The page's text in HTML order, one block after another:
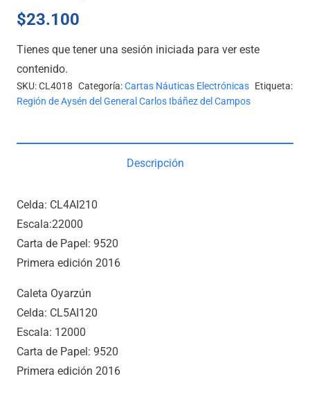
$23.100
Tienes que tener una sesión iniciada para ver este
contenido.
SKU:CL4018 Categoría:Cartas Náuticas Electrónicas Etiqueta:
Región de Aysén del General Carlos Ibáñez del Campos
Descripción
Celda: CL4AI210
Escala:22000
Carta de Papel: 9520
Primera edición 2016
Caleta Oyarzún
Celda: CL5AI120
Escala: 12000
Carta de Papel: 9520
Primera edición 2016